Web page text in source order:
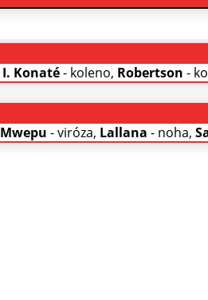
I. Konaté- koleno, Robertson -
Mwepu - viróza, Lallana - noha,